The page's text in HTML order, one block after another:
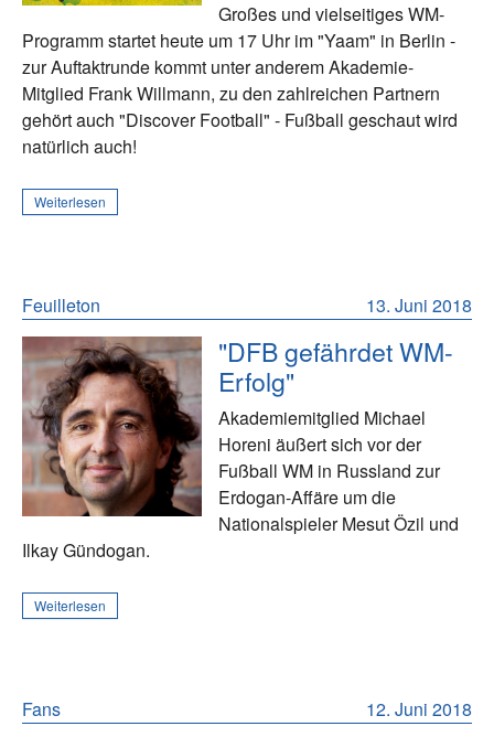
Großes und vielseitiges WM-
Programm startet heute um 17 Uhr im "Yaam" in Berlin -
zur Auftaktrunde kommt unter anderem Akademie-
Mitglied Frank Willmann, zu den zahlreichen Partnern
gehört auch "Discover Football" - Fußball geschaut wird
natürlich auch!
Weiterlesen
13. Juni 2018
Feuilleton
"DFB gefährdet WM-
Erfolg"
Akademiemitglied Michael
Horeni äußert sich vor der
Fußball WM in Russland zur
Erdogan-Affäre um die
Nationalspieler Mesut Özil und
Ilkay Gündogan.
Weiterlesen
12. Juni 2018
Fans